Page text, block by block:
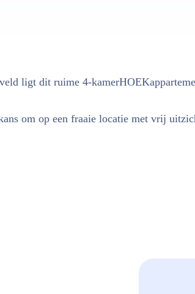
ligt dit ruime 4-
om op een fraaie locatie met vrij